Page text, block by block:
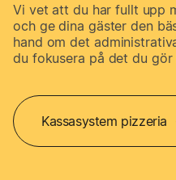
Vi vet att du har fullt upp
och ge dina gäster den
hand om det
du fokusera på det du
Kassasystem